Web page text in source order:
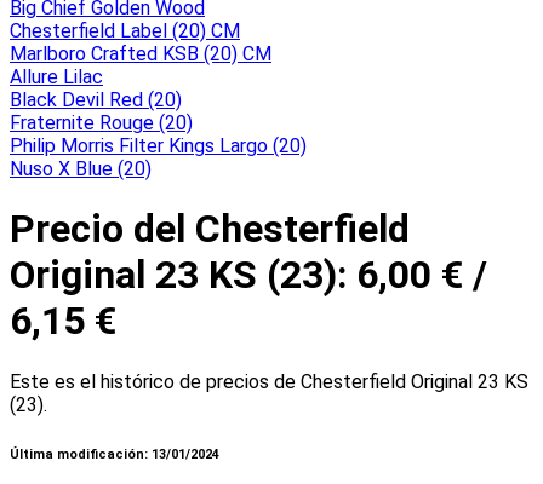
Big Chief Golden Wood
Chesterfield Label (20) CM
Marlboro Crafted KSB (20) CM
Allure Lilac
Black Devil Red (20)
Fraternite Rouge (20)
Philip Morris Filter Kings Largo (20)
Nuso X Blue (20)
Precio del Chesterfield
Original 23 KS (23): 6,00 € /
6,15 €
Este es el histórico de precios de Chesterfield Original 23 KS
(23).
Última modificación: 13/01/2024